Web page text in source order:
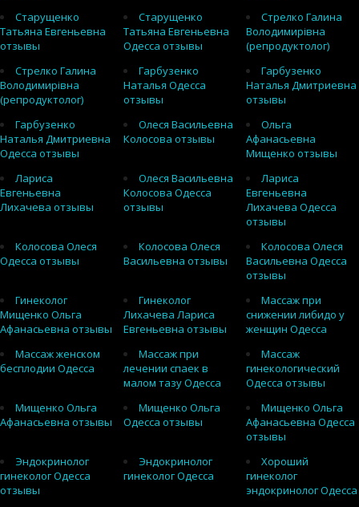
Старущенко
Татьяна Евгеньевна
отзывы
Старущенко
Татьяна Евгеньевна
Одесса отзывы
Стрелко Галина
Володимирівна
(репродуктолог)
Стрелко Галина
Володимирівна
(репродуктолог)
Гарбузенко
Наталья Одесса
отзывы
Гарбузенко
Наталья Дмитриевна
отзывы
Гарбузенко
Наталья Дмитриевна
Одесса отзывы
Олеся Васильевна
Колосова отзывы
Ольга
Афанасьевна
Мищенко отзывы
Лариса
Евгеньевна
Лихачева отзывы
Олеся Васильевна
Колосова Одесса
отзывы
Лариса
Евгеньевна
Лихачева Одесса
отзывы
Колосова Олеся
Одесса отзывы
Колосова Олеся
Васильевна отзывы
Колосова Олеся
Васильевна Одесса
отзывы
Гинеколог
Мищенко Ольга
Афанасьевна отзывы
Гинеколог
Лихачева Лариса
Евгеньевна отзывы
Массаж при
снижении либидо у
женщин Одесса
Массаж женском
бесплодии Одесса
Массаж при
лечении спаек в
малом тазу Одесса
Массаж
гинекологический
Одесса отзывы
Мищенко Ольга
Афанасьевна отзывы
Мищенко Ольга
Одесса отзывы
Мищенко Ольга
Афанасьевна Одесса
отзывы
Эндокринолог
гинеколог Одесса
отзывы
Эндокринолог
гинеколог Одесса
Хороший
гинеколог
эндокринолог Одесса